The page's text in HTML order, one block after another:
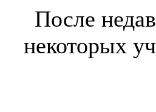
После
некоторых